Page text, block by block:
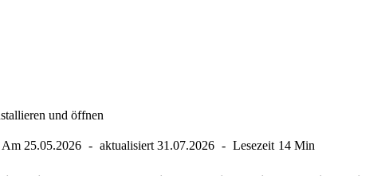
und öffnen
Am 25.05.2026 aktualisiert 31.07.2026 Lesezeit 14 Min